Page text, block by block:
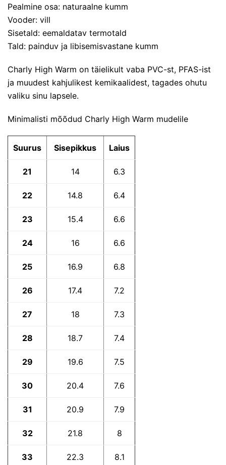
Pealmine osa: naturaalne kumm
Vooder: vill
Sisetald: eemaldatav termotald
Tald: painduv ja libisemisvastane kumm
Charly High Warm on täielikult vaba PVC-st, PFAS-ist
ja muudest kahjulikest kemikaalidest, tagades ohutu
valiku sinu lapsele.
Minimalisti mõõdud Charly High Warm mudelile
Suurus Sisepikkus Laius
21 14 6.3
22 14.8 6.4
23 15.4 6.6
24 16 6.6
25 16.9 6.8
26 17.4 7.2
27 18 7.3
28 18.7 7.4
29 19.6 7.5
30 20.4 7.6
31 20.9 7.9
32 21.8 8
33 22.3 8.1